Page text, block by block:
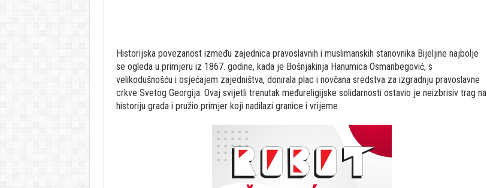
Historijska povezanost između zajednica pravoslavnih i muslimanskih stanovnika Bijeljine najbolje
se ogleda u primjeru iz 1867. godine, kada je Bošnjakinja Hanumica Osmanbegović, s
velikodušnošću i osjećajem zajedništva, donirala plac i novčana sredstva za izgradnju pravoslavne
crkve Svetog Georgija. Ovaj svijetli trenutak međureligijske solidarnosti ostavio je neizbrisiv trag na
historiju grada i pružio primjer koji nadilazi granice i vrijeme.